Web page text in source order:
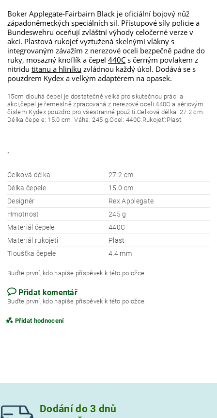
Boker Applegate-Fairbairn Black je oficiální bojový nůž
západoněmeckých speciálních sil. Přístupové síly policie a
Bundeswehru oceňují zvláštní výhody celočerné verze v
akci. Plastová rukojeť vyztužená skelnými vlákny s
integrovaným závažím z nerezové oceli bezpečně padne do
ruky, mosazný knoflík a čepel 440C s černým povlakem z
nitridu titanu a hliníku zvládnou každý úkol. Dodává se s
pouzdrem Kydex a velkým adaptérem na opasek.
15cm dlouhá čepel je dostatečně velká pro skutečnou práci a
akci,čepel je řemeslně zpracovaná z nerezové oceli 440C a sériovým
číslem.Kydex pouzdro pro všestranné použití.Celková délka: 27.2 cm.
Délka čepele: 15.0 cm. Váha: 245 g.Ocel: 440C.Rukojet':Plast.
"
Celková délka
27.2 cm
Délka čepele
15.0 cm
Designér
Rex Applegate
Hmotnost
245 g
Materiál čepele
440C
Materiál rukojeti
Plast
Tloušťka čepele
4.4 mm
Buďte první, kdo napíše příspěvek k této položce.
Přidat komentář
Buďte první, kdo napíše příspěvek k této položce.
Přidat hodnocení
Dodání do 3 dnů